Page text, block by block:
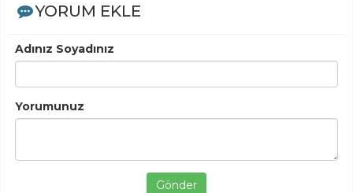
YORUM EKLE
Adınız Soyadınız
Yorumunuz
Gönder